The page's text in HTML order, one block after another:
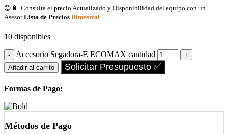
😊🔋. Consulta el precio Actualizado y Disponibilidad del equipo con un
AsesorLista de Precios Bimestral
10 disponibles
Accesorio Segadora-E ECOMAX cantidad
Añadir al carrito Solicitar Presupuesto ✅
Formas de Pago:
Métodos de Pago